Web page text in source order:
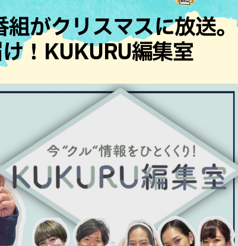
・焼肉 焼鳥・串料理
肉料理 居酒屋・バー
イキング
カレー
タコス・タコライス
ショッピング ホテル
サウナ 公園
沖縄の海
組がクリスマスに放送。
！KUKURU編集室